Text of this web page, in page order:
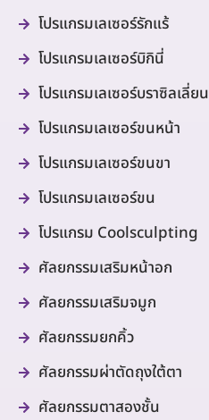
โปรแกรมเลเซอร์รักแร้
โปรแกรมเลเซอร์บิกินี่
โปรแกรมเลเซอร์บราซิลเลี่ยน
โปรแกรมเลเซอร์ขนหน้า
โปรแกรมเลเซอร์ขนขา
โปรแกรมเลเซอร์ขน
โปรแกรม Coolsculpting
ศัลยกรรมเสริมหน้าอก
ศัลยกรรมเสริมจมูก
ศัลยกรรมยกคิ้ว
ศัลยกรรมผ่าตัดถุงใต้ตา
ศัลยกรรมตาสองชั้น